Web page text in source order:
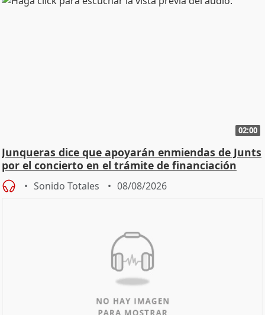
02:00
Junqueras dice que apoyarán enmiendas de Junts
por el concierto en el trámite de financiación
Sonido Totales 08/08/2026